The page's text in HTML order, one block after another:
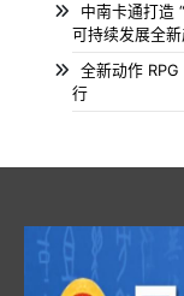
中南卡通打造
可持续发展全
全新动作
行